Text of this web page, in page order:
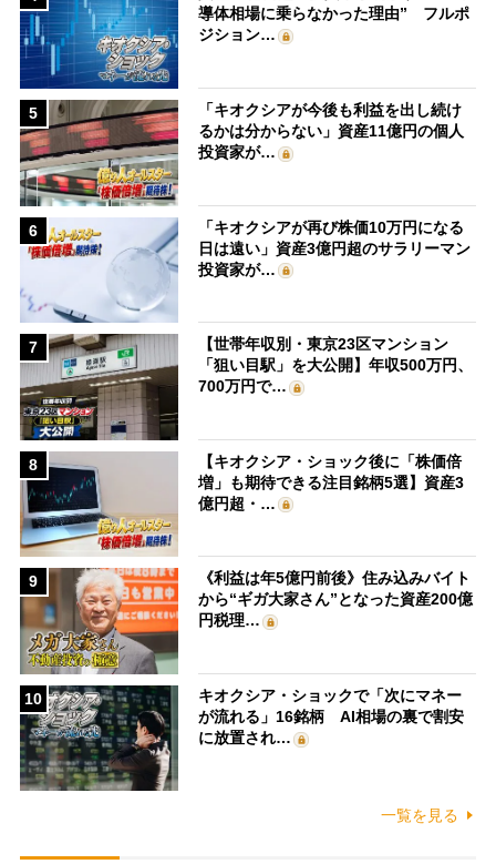
導体相場に乗らなかった理由” フルポ
ジション…
5
「キオクシアが今後も利益を出し続け
るかは分からない」資産11億円の個人
投資家が…
6
「キオクシアが再び株価10万円になる
日は遠い」資産3億円超のサラリーマン
投資家が…
7
【世帯年収別・東京23区マンション
「狙い目駅」を大公開】年収500万円、
700万円で…
8
【キオクシア・ショック後に「株価倍
増」も期待できる注目銘柄5選】資産3
億円超・…
9
《利益は年5億円前後》住み込みバイト
から“ギガ大家さん”となった資産200億
円税理…
10
キオクシア・ショックで「次にマネー
が流れる」16銘柄 AI相場の裏で割安
に放置され…
一覧を見る